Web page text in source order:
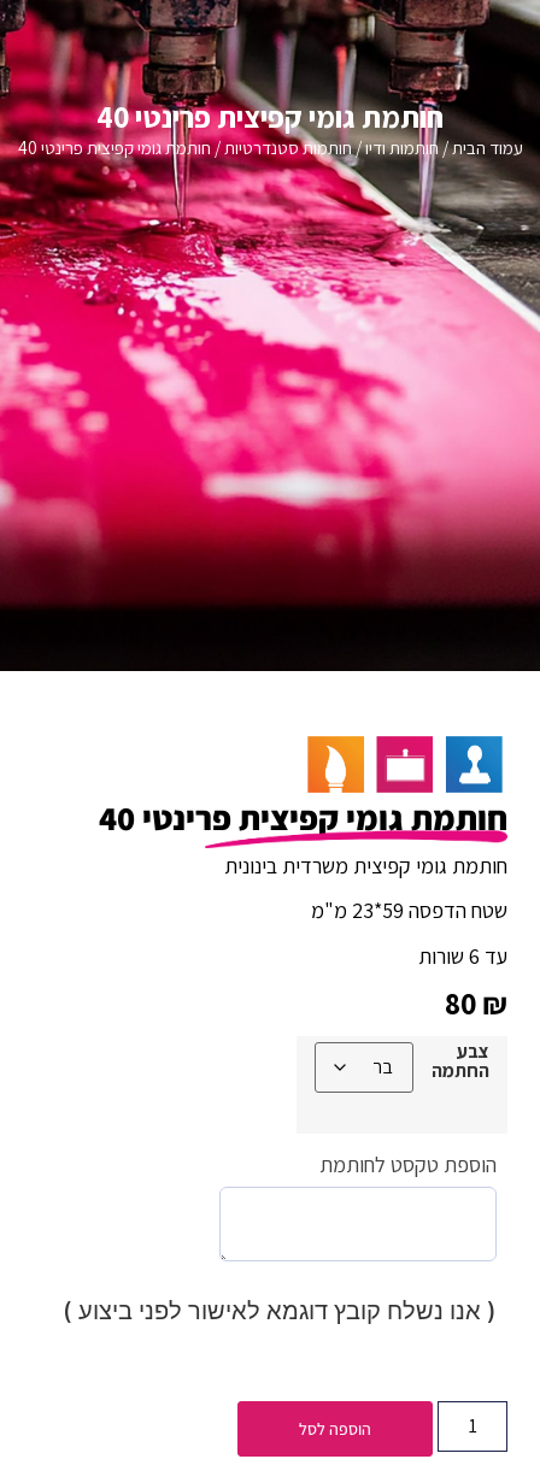
חותמת גומי קפיצית פרינטי 40
עמוד הבית/חותמות ודיו/חותמות סטנדרטיות/ חותמת גומי קפיצית פרינטי 40
חותמת גומי קפיצית פרינטי 40
חותמת גומי קפיצית משרדית בינונית
שטח הדפסה 59*23 מ"מ
עד 6 שורות
80₪
צבע
החתמה
הוספת טקסט לחותמת
( אנו נשלח קובץ דוגמא לאישור לפני ביצוע )
הוספה לסל